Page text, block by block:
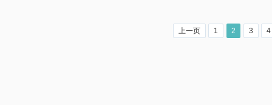
上一页 1 2 3 4